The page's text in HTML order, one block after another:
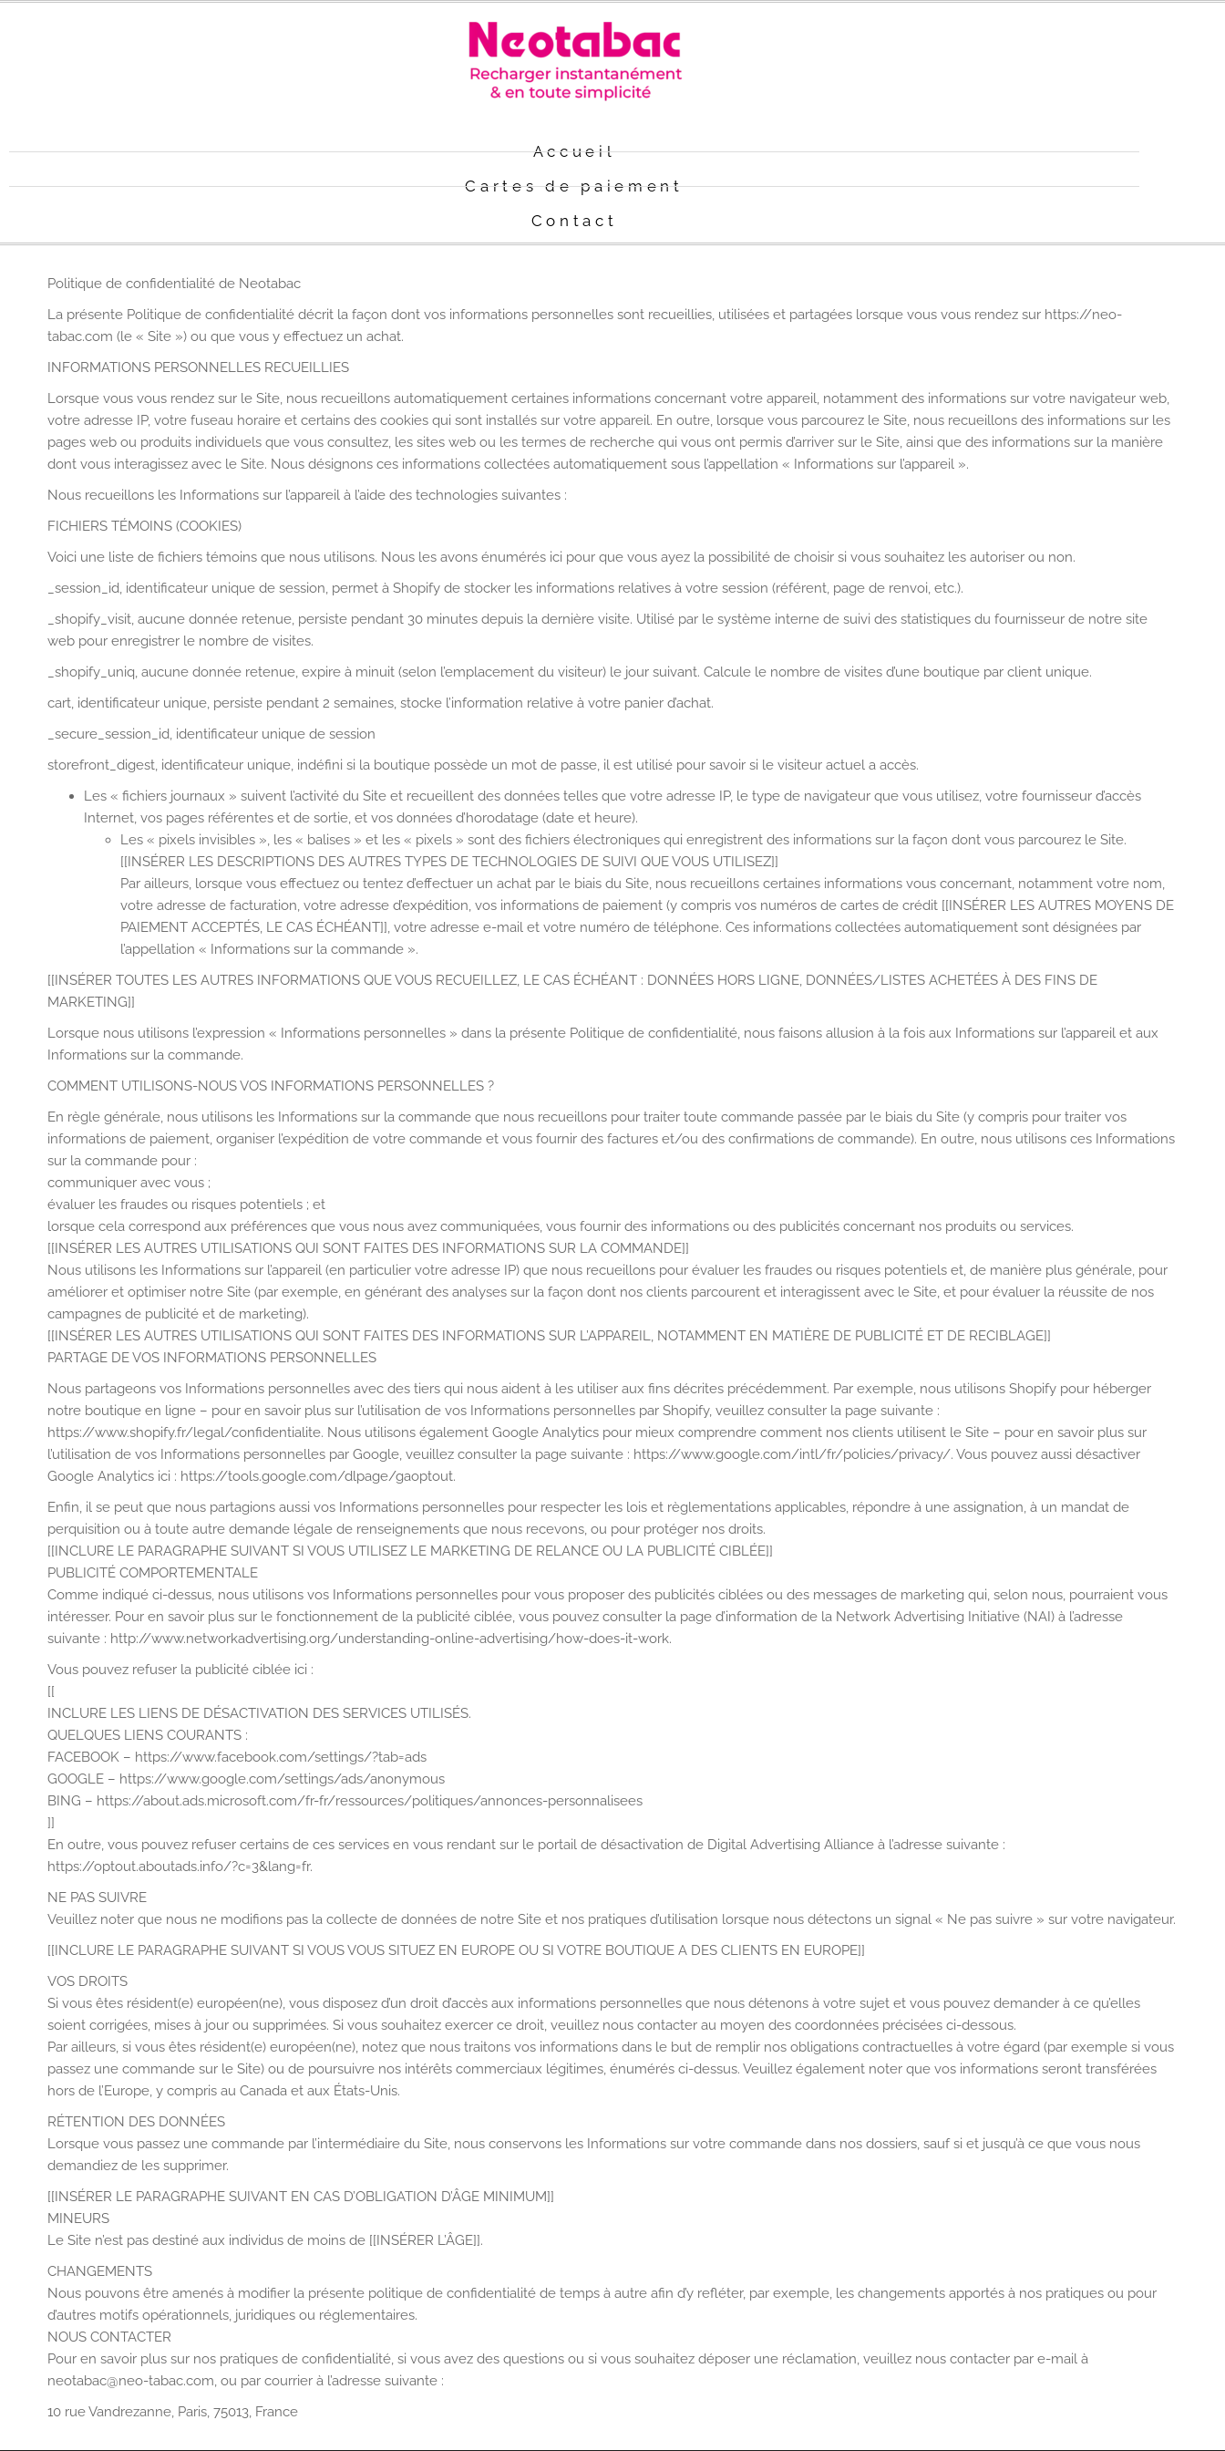
Accueil
Cartes de paiement
Contact
Politique de confidentialité de Neotabac
La présente Politique de confidentialité décrit la façon dont vos informations personnelles sont recueillies, utilisées et partagées lorsque vous vous rendez sur https://neo-
tabac.com (le « Site ») ou que vous y effectuez un achat.
INFORMATIONS PERSONNELLES RECUEILLIES
Lorsque vous vous rendez sur le Site, nous recueillons automatiquement certaines informations concernant votre appareil, notamment des informations sur votre navigateur web,
votre adresse IP, votre fuseau horaire et certains des cookies qui sont installés sur votre appareil. En outre, lorsque vous parcourez le Site, nous recueillons des informations sur les
pages web ou produits individuels que vous consultez, les sites web ou les termes de recherche qui vous ont permis d’arriver sur le Site, ainsi que des informations sur la manière
dont vous interagissez avec le Site. Nous désignons ces informations collectées automatiquement sous l’appellation « Informations sur l’appareil ».
Nous recueillons les Informations sur l’appareil à l’aide des technologies suivantes :
FICHIERS TÉMOINS (COOKIES)
Voici une liste de fichiers témoins que nous utilisons. Nous les avons énumérés ici pour que vous ayez la possibilité de choisir si vous souhaitez les autoriser ou non.
_session_id, identificateur unique de session, permet à Shopify de stocker les informations relatives à votre session (référent, page de renvoi, etc.).
_shopify_visit, aucune donnée retenue, persiste pendant 30 minutes depuis la dernière visite. Utilisé par le système interne de suivi des statistiques du fournisseur de notre site
web pour enregistrer le nombre de visites.
_shopify_uniq, aucune donnée retenue, expire à minuit (selon l’emplacement du visiteur) le jour suivant. Calcule le nombre de visites d’une boutique par client unique.
cart, identificateur unique, persiste pendant 2 semaines, stocke l’information relative à votre panier d’achat.
_secure_session_id, identificateur unique de session
storefront_digest, identificateur unique, indéfini si la boutique possède un mot de passe, il est utilisé pour savoir si le visiteur actuel a accès.
Les « fichiers journaux » suivent l’activité du Site et recueillent des données telles que votre adresse IP, le type de navigateur que vous utilisez, votre fournisseur d’accès
Internet, vos pages référentes et de sortie, et vos données d’horodatage (date et heure).
Les « pixels invisibles », les « balises » et les « pixels » sont des fichiers électroniques qui enregistrent des informations sur la façon dont vous parcourez le Site.
[[INSÉRER LES DESCRIPTIONS DES AUTRES TYPES DE TECHNOLOGIES DE SUIVI QUE VOUS UTILISEZ]]
Par ailleurs, lorsque vous effectuez ou tentez d’effectuer un achat par le biais du Site, nous recueillons certaines informations vous concernant, notamment votre nom,
votre adresse de facturation, votre adresse d’expédition, vos informations de paiement (y compris vos numéros de cartes de crédit [[INSÉRER LES AUTRES MOYENS DE
PAIEMENT ACCEPTÉS, LE CAS ÉCHÉANT]], votre adresse e-mail et votre numéro de téléphone. Ces informations collectées automatiquement sont désignées par
l’appellation « Informations sur la commande ».
[[INSÉRER TOUTES LES AUTRES INFORMATIONS QUE VOUS RECUEILLEZ, LE CAS ÉCHÉANT : DONNÉES HORS LIGNE, DONNÉES/LISTES ACHETÉES À DES FINS DE
MARKETING]]
Lorsque nous utilisons l’expression « Informations personnelles » dans la présente Politique de confidentialité, nous faisons allusion à la fois aux Informations sur l’appareil et aux
Informations sur la commande.
COMMENT UTILISONS-NOUS VOS INFORMATIONS PERSONNELLES ?
En règle générale, nous utilisons les Informations sur la commande que nous recueillons pour traiter toute commande passée par le biais du Site (y compris pour traiter vos
informations de paiement, organiser l’expédition de votre commande et vous fournir des factures et/ou des confirmations de commande). En outre, nous utilisons ces Informations
sur la commande pour :
communiquer avec vous ;
évaluer les fraudes ou risques potentiels ; et
lorsque cela correspond aux préférences que vous nous avez communiquées, vous fournir des informations ou des publicités concernant nos produits ou services.
[[INSÉRER LES AUTRES UTILISATIONS QUI SONT FAITES DES INFORMATIONS SUR LA COMMANDE]]
Nous utilisons les Informations sur l’appareil (en particulier votre adresse IP) que nous recueillons pour évaluer les fraudes ou risques potentiels et, de manière plus générale, pour
améliorer et optimiser notre Site (par exemple, en générant des analyses sur la façon dont nos clients parcourent et interagissent avec le Site, et pour évaluer la réussite de nos
campagnes de publicité et de marketing).
[[INSÉRER LES AUTRES UTILISATIONS QUI SONT FAITES DES INFORMATIONS SUR L’APPAREIL, NOTAMMENT EN MATIÈRE DE PUBLICITÉ ET DE RECIBLAGE]]
PARTAGE DE VOS INFORMATIONS PERSONNELLES
Nous partageons vos Informations personnelles avec des tiers qui nous aident à les utiliser aux fins décrites précédemment. Par exemple, nous utilisons Shopify pour héberger
notre boutique en ligne – pour en savoir plus sur l’utilisation de vos Informations personnelles par Shopify, veuillez consulter la page suivante :
https://www.shopify.fr/legal/confidentialite. Nous utilisons également Google Analytics pour mieux comprendre comment nos clients utilisent le Site – pour en savoir plus sur
l’utilisation de vos Informations personnelles par Google, veuillez consulter la page suivante : https://www.google.com/intl/fr/policies/privacy/. Vous pouvez aussi désactiver
Google Analytics ici : https://tools.google.com/dlpage/gaoptout.
Enfin, il se peut que nous partagions aussi vos Informations personnelles pour respecter les lois et règlementations applicables, répondre à une assignation, à un mandat de
perquisition ou à toute autre demande légale de renseignements que nous recevons, ou pour protéger nos droits.
[[INCLURE LE PARAGRAPHE SUIVANT SI VOUS UTILISEZ LE MARKETING DE RELANCE OU LA PUBLICITÉ CIBLÉE]]
PUBLICITÉ COMPORTEMENTALE
Comme indiqué ci-dessus, nous utilisons vos Informations personnelles pour vous proposer des publicités ciblées ou des messages de marketing qui, selon nous, pourraient vous
intéresser. Pour en savoir plus sur le fonctionnement de la publicité ciblée, vous pouvez consulter la page d’information de la Network Advertising Initiative (NAI) à l’adresse
suivante : http://www.networkadvertising.org/understanding-online-advertising/how-does-it-work.
Vous pouvez refuser la publicité ciblée ici :
[[
INCLURE LES LIENS DE DÉSACTIVATION DES SERVICES UTILISÉS.
QUELQUES LIENS COURANTS :
FACEBOOK – https://www.facebook.com/settings/?tab=ads
GOOGLE – https://www.google.com/settings/ads/anonymous
BING – https://about.ads.microsoft.com/fr-fr/ressources/politiques/annonces-personnalisees
]]
En outre, vous pouvez refuser certains de ces services en vous rendant sur le portail de désactivation de Digital Advertising Alliance à l’adresse suivante :
https://optout.aboutads.info/?c=3&lang=fr.
NE PAS SUIVRE
Veuillez noter que nous ne modifions pas la collecte de données de notre Site et nos pratiques d’utilisation lorsque nous détectons un signal « Ne pas suivre » sur votre navigateur.
[[INCLURE LE PARAGRAPHE SUIVANT SI VOUS VOUS SITUEZ EN EUROPE OU SI VOTRE BOUTIQUE A DES CLIENTS EN EUROPE]]
VOS DROITS
Si vous êtes résident(e) européen(ne), vous disposez d’un droit d’accès aux informations personnelles que nous détenons à votre sujet et vous pouvez demander à ce qu’elles
soient corrigées, mises à jour ou supprimées. Si vous souhaitez exercer ce droit, veuillez nous contacter au moyen des coordonnées précisées ci-dessous.
Par ailleurs, si vous êtes résident(e) européen(ne), notez que nous traitons vos informations dans le but de remplir nos obligations contractuelles à votre égard (par exemple si vous
passez une commande sur le Site) ou de poursuivre nos intérêts commerciaux légitimes, énumérés ci-dessus. Veuillez également noter que vos informations seront transférées
hors de l’Europe, y compris au Canada et aux États-Unis.
RÉTENTION DES DONNÉES
Lorsque vous passez une commande par l’intermédiaire du Site, nous conservons les Informations sur votre commande dans nos dossiers, sauf si et jusqu’à ce que vous nous
demandiez de les supprimer.
[[INSÉRER LE PARAGRAPHE SUIVANT EN CAS D’OBLIGATION D’ÂGE MINIMUM]]
MINEURS
Le Site n’est pas destiné aux individus de moins de [[INSÉRER L’ÂGE]].
CHANGEMENTS
Nous pouvons être amenés à modifier la présente politique de confidentialité de temps à autre afin d’y refléter, par exemple, les changements apportés à nos pratiques ou pour
d’autres motifs opérationnels, juridiques ou réglementaires.
NOUS CONTACTER
Pour en savoir plus sur nos pratiques de confidentialité, si vous avez des questions ou si vous souhaitez déposer une réclamation, veuillez nous contacter par e-mail à
neotabac@neo-tabac.com, ou par courrier à l’adresse suivante :
10 rue Vandrezanne, Paris, 75013, France